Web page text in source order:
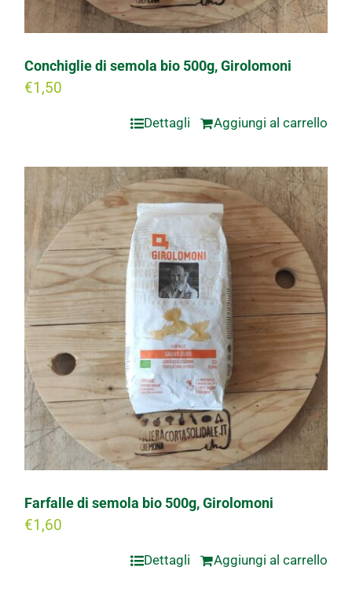
Conchiglie di semola bio 500g, Girolomoni
€1,50
Aggiungi al carrello
Dettagli
Farfalle di semola bio 500g, Girolomoni
€1,60
Aggiungi al carrello
Dettagli